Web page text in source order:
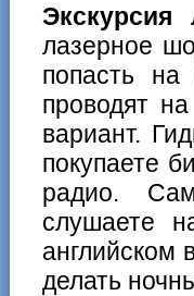
лазерное
попасть
проводят
вариант.
покупаете
радио.
слушаете
английском
делать